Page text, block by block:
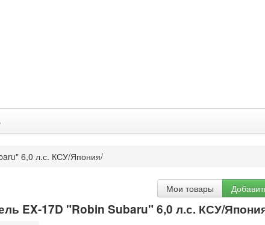
6,0 л.с. КСУ/Япония/
Мои товары
EX-17D "Robin Subaru" 6,0 л.с. КСУ/